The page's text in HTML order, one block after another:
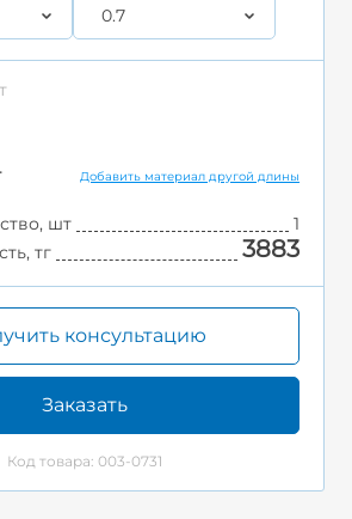
0.7
Добавить материал другой длины
шт
1
тг
3883
консультацию
Заказать
Код товара: 003-0731